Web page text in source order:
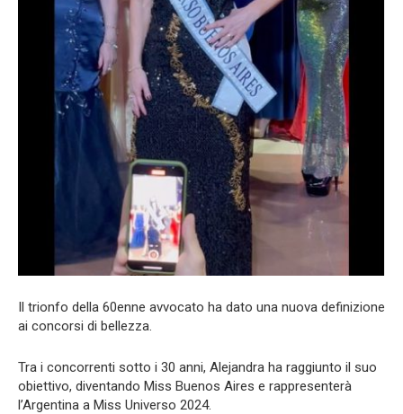
Il trionfo della 60enne avvocato ha dato una nuova definizione
ai concorsi di bellezza.
Tra i concorrenti sotto i 30 anni, Alejandra ha raggiunto il suo
obiettivo, diventando Miss Buenos Aires e rappresenterà
l’Argentina a Miss Universo 2024.